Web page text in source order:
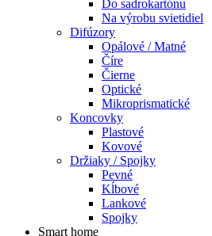
Do sadrokartónu
Na výrobu svietidiel
Difúzory
Opálové / Matné
Číre
Čierne
Optické
Mikroprismatické
Koncovky
Plastové
Kovové
Držiaky / Spojky
Pevné
Kĺbové
Lankové
Spojky
Smart home